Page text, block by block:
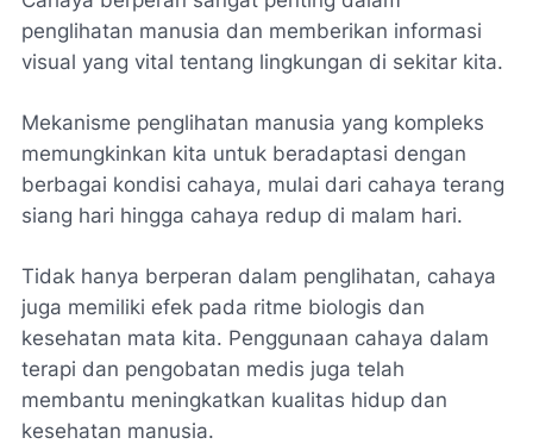
penglihatan manusia dan memberikan informasi
visual yang vital tentang lingkungan di sekitar kita.
Mekanisme penglihatan manusia yang kompleks
memungkinkan kita untuk beradaptasi dengan
berbagai kondisi cahaya, mulai dari cahaya terang
siang hari hingga cahaya redup di malam hari.
Tidak hanya berperan dalam penglihatan, cahaya
juga memiliki efek pada ritme biologis dan
kesehatan mata kita. Penggunaan cahaya dalam
terapi dan pengobatan medis juga telah
membantu meningkatkan kualitas hidup dan
kesehatan manusia.